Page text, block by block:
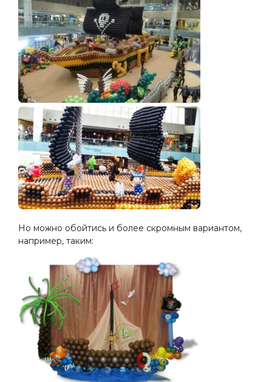
Но можно обойтись и более скромным вариантом,
например, таким: